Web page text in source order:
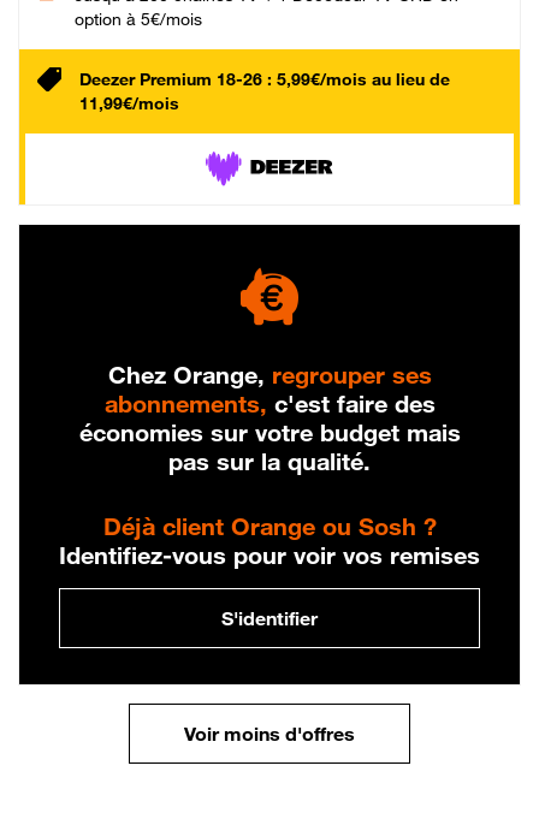
option à 5€/mois
Deezer Premium 18-26 : 5,99€/mois au lieu de
11,99€/mois
Chez Orange, regrouper ses
abonnements, c'est faire des
économies sur votre budget mais
pas sur la qualité.
Déjà client Orange ou Sosh ?
Identifiez-vous pour voir vos remises
S'identifier
Voir moins d'offres